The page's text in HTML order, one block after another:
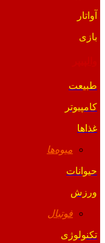
آواتار
بازی
طبیعت
کامپیوتر
غذاها
میوه‌ها
حیوانات
ورزش
فوتبال
تکنولوژی